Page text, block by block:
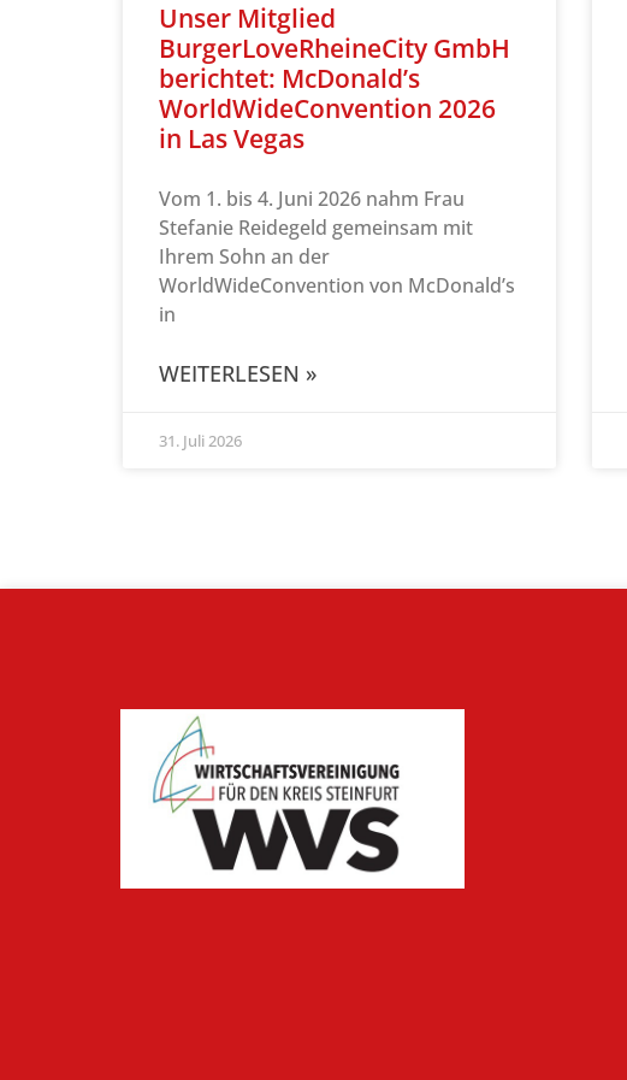
Unser Mitglied
BurgerLoveRheineCity GmbH
berichtet: McDonald’s
WorldWideConvention 2026
in Las Vegas
Vom 1. bis 4. Juni 2026 nahm Frau
Stefanie Reidegeld gemeinsam mit
Ihrem Sohn an der
WorldWideConvention von McDonald’s
in
WEITERLESEN »
31. Juli 2026